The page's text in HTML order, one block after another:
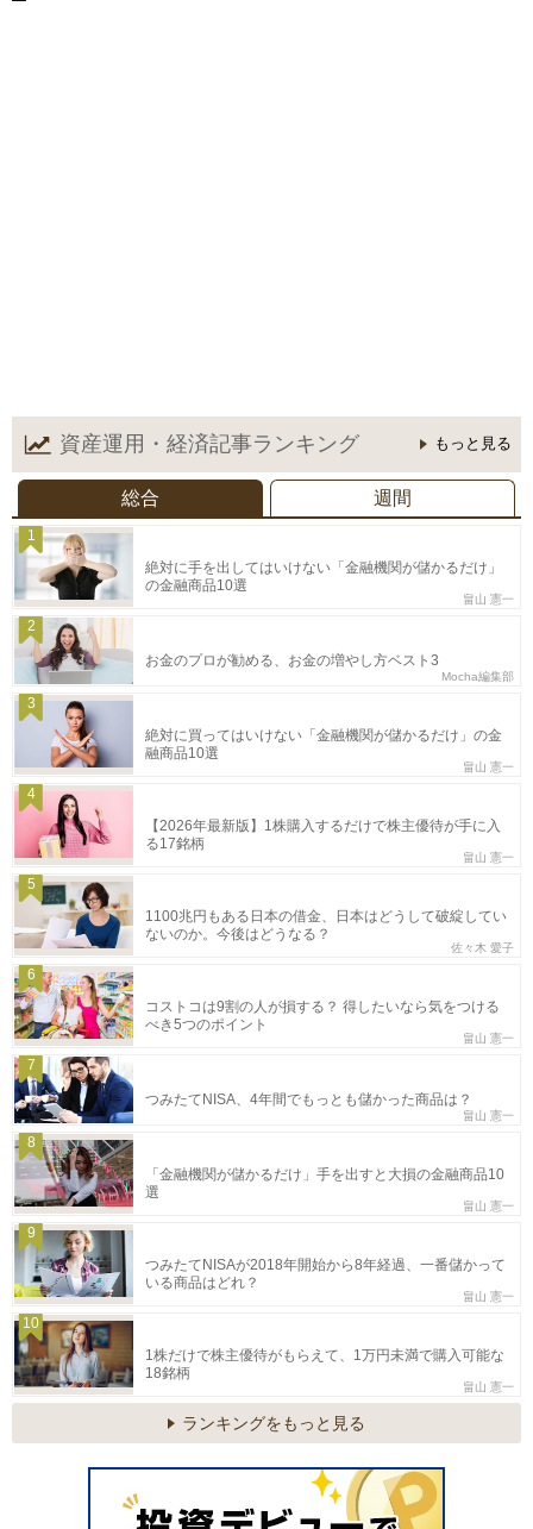
資産運用・経済記事ランキング もっと見る
総合 週間
1
絶対に手を出してはいけない「金融機関が儲かるだけ」
の金融商品10選
畠山 憲一
2
お金のプロが勧める、お金の増やし方ベスト3
Mocha編集部
3
絶対に買ってはいけない「金融機関が儲かるだけ」の金
融商品10選
畠山 憲一
4
【2026年最新版】1株購入するだけで株主優待が手に入
る17銘柄
畠山 憲一
5
1100兆円もある日本の借金、日本はどうして破綻してい
ないのか。今後はどうなる？
佐々木 愛子
6
コストコは9割の人が損する？ 得したいなら気をつける
べき5つのポイント
畠山 憲一
7
つみたてNISA、4年間でもっとも儲かった商品は？
畠山 憲一
8
「金融機関が儲かるだけ」手を出すと大損の金融商品10
選
畠山 憲一
9
つみたてNISAが2018年開始から8年経過、一番儲かって
いる商品はどれ？
畠山 憲一
10
1株だけで株主優待がもらえて、1万円未満で購入可能な
18銘柄
畠山 憲一
ランキングをもっと見る